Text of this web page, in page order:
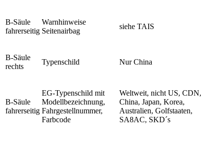
B-Säule
fahrerseitig
Warnhinweise
Seitenairbag
siehe TAIS
B-Säule
rechts
Typenschild Nur China
B-Säule
fahrerseitig
EG-Typenschild mit
Modellbezeichnung,
Fahrgestellnummer,
Farbcode
Weltweit, nicht US, CDN,
China, Japan, Korea,
Australien, Golfstaaten,
SA8AC, SKD´s